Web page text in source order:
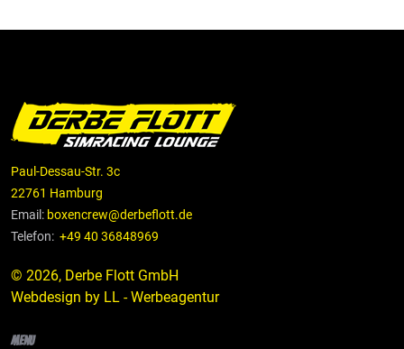
Paul-Dessau-Str. 3c
22761 Hamburg
Email: boxencrew@derbeflott.de
Telefon: +49 40 36848969
© 2026, Derbe Flott GmbH
Webdesign by LL - Werbeagentur
Menu